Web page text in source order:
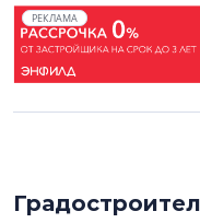
РЕКЛАМА